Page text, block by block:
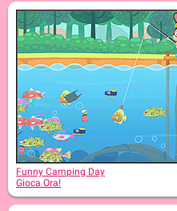
Funny Camping Day
Gioca Ora!